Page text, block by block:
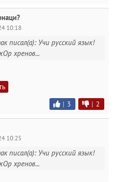
10:18
писал(а): Учи русский язык!
хренов...
| 3 | 2
10:25
писал(а): Учи русский язык!
хренов...